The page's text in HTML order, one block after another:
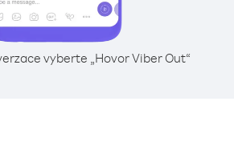
vyberte „Hovor Viber Out“